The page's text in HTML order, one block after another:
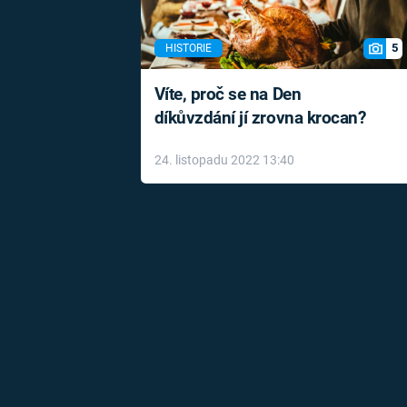
HISTORIE 5
Víte, proč se na Den
díkůvzdání jí zrovna krocan?
24. listopadu 2022 13:40